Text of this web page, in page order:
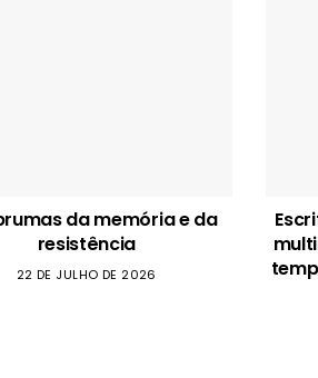
da memória e da
resistência
22 DE JULHO DE 2026